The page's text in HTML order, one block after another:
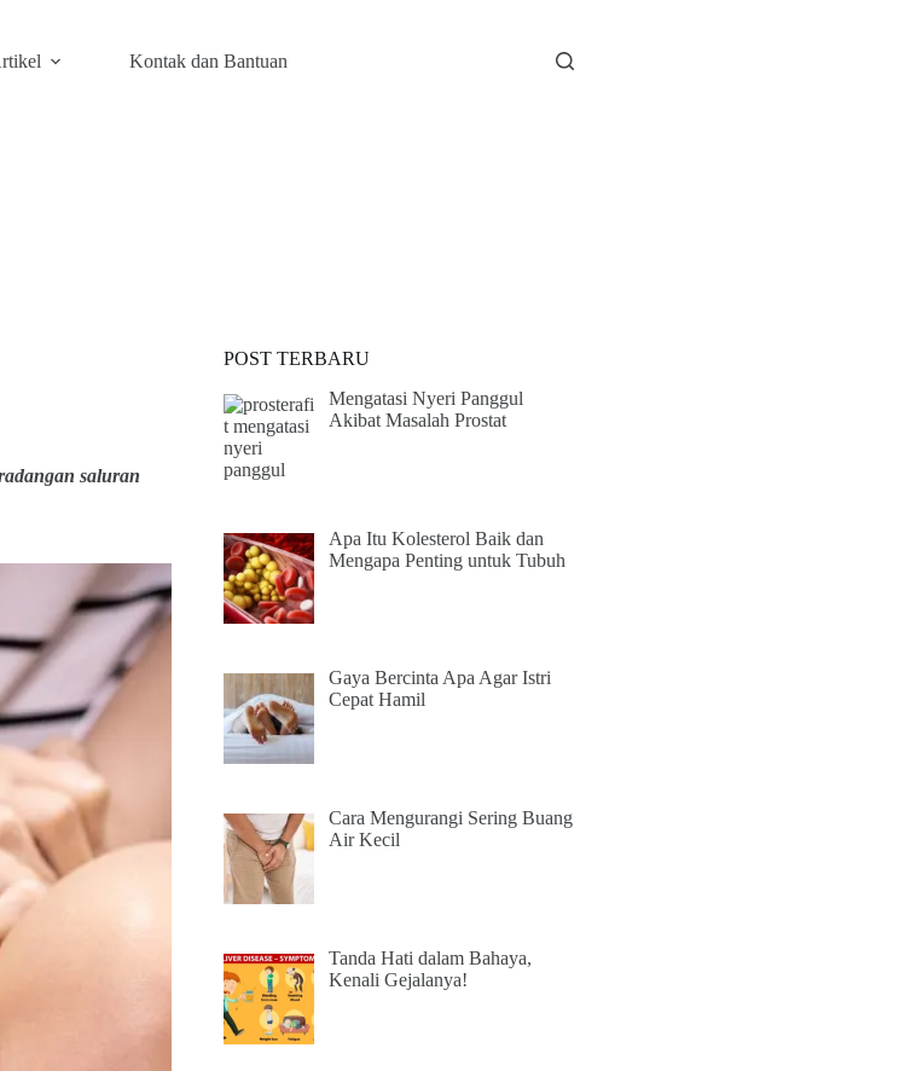
Kontak dan Bantuan
saluran
POST TERBARU
Mengatasi Nyeri Panggul
Akibat Masalah Prostat
Apa Itu Kolesterol Baik dan
Mengapa Penting untuk Tubuh
Gaya Bercinta Apa Agar Istri
Cepat Hamil
Cara Mengurangi Sering Buang
Air Kecil
Tanda Hati dalam Bahaya,
Kenali Gejalanya!